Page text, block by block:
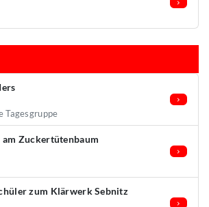
Tagesgruppe
am Zuckertütenbaum
zum Klärwerk Sebnitz